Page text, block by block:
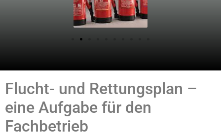
Flucht- und Rettungsplan –
eine Aufgabe für den
Fachbetrieb